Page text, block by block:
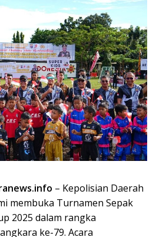
– Kepolisian Daerah
membuka Turnamen Sepak
2025 dalam rangka
ke-79. Acara